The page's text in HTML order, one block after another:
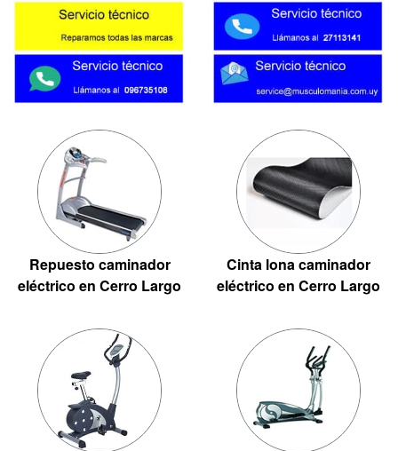
Repuesto caminador
eléctrico en Cerro Largo
Cinta lona caminador
eléctrico en Cerro Largo